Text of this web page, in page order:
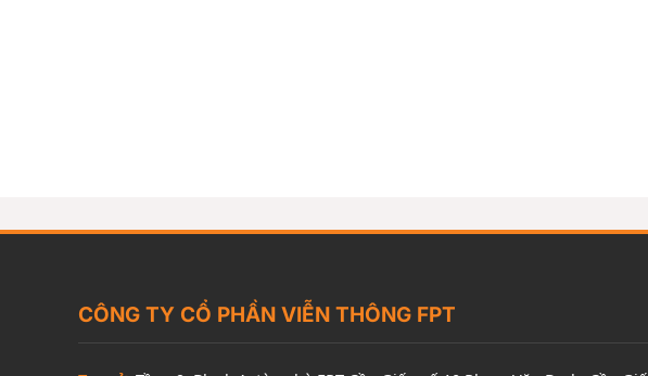
CÔNG TY CỔ PHẦN VIỄN THÔNG FPT